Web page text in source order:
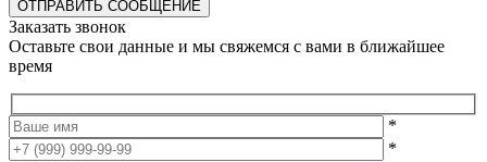
Заказать звонок
Оставьте свои данные и мы свяжемся с вами в ближайшее
время
*
*